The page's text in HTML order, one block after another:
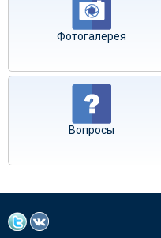
Фотогалерея
Вопросы